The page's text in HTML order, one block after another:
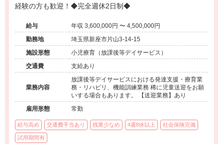
経験の方も歓迎！◆完全週休2日制◆
給与
年収 3,600,000円 〜 4,500,000円
勤務地
埼玉県新座市片山3-14-15
施設形態
小児療育（放課後等デイサービス）
交通費
支給あり
業務内容
放課後等デイサービスにおける発達支援・療育業
務・リハビリ、機能訓練業務 稀に児童送迎をお願
いする場合もあります。 【送迎業務】あり
雇用形態
常勤
給与高め 交通費手当あり 残業少なめ 4週8休以上 社会保険完備
試用期間有